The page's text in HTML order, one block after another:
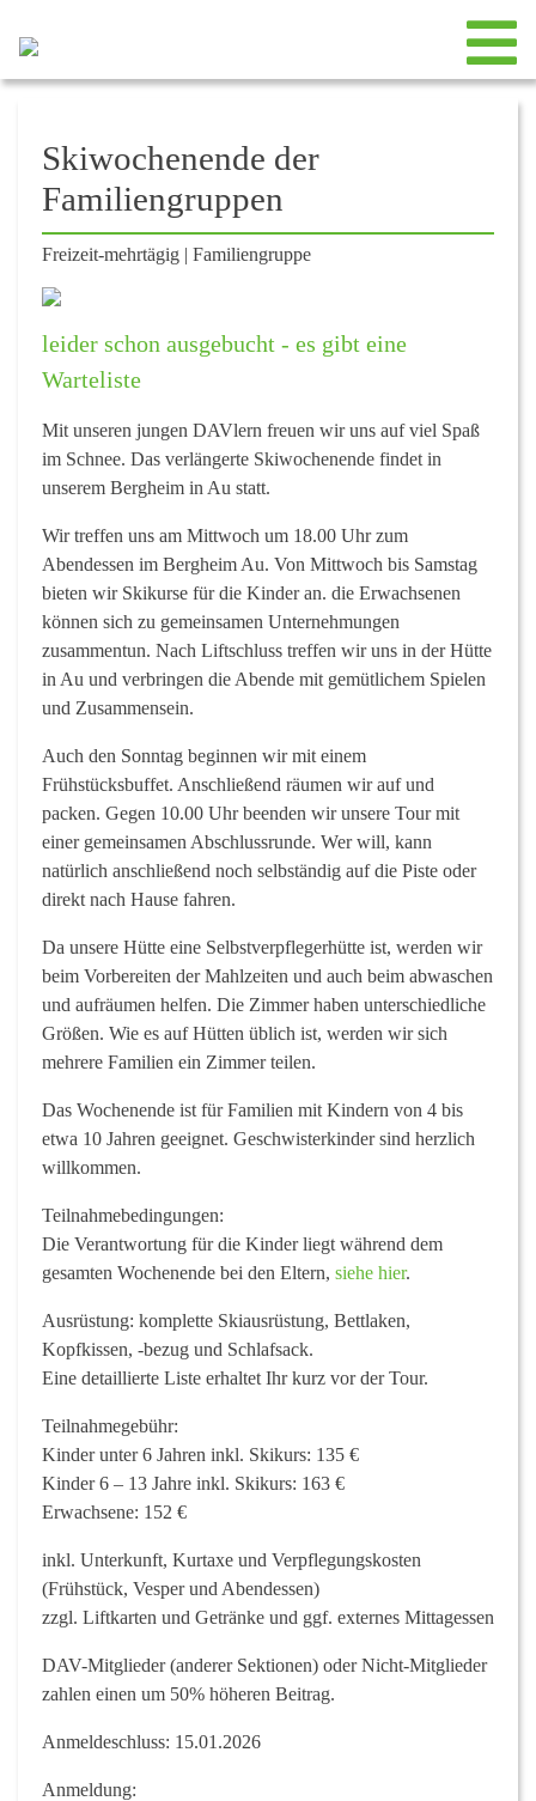
Skiwochenende der
Familiengruppen
Freizeit-mehrtägig | Familiengruppe
leider schon ausgebucht - es gibt eine
Warteliste
Mit unseren jungen DAVlern freuen wir uns auf viel Spaß
im Schnee. Das verlängerte Skiwochenende findet in
unserem Bergheim in Au statt.
Wir treffen uns am Mittwoch um 18.00 Uhr zum
Abendessen im Bergheim Au. Von Mittwoch bis Samstag
bieten wir Skikurse für die Kinder an. die Erwachsenen
können sich zu gemeinsamen Unternehmungen
zusammentun. Nach Liftschluss treffen wir uns in der Hütte
in Au und verbringen die Abende mit gemütlichem Spielen
und Zusammensein.
Auch den Sonntag beginnen wir mit einem
Frühstücksbuffet. Anschließend räumen wir auf und
packen. Gegen 10.00 Uhr beenden wir unsere Tour mit
einer gemeinsamen Abschlussrunde. Wer will, kann
natürlich anschließend noch selbständig auf die Piste oder
direkt nach Hause fahren.
Da unsere Hütte eine Selbstverpflegerhütte ist, werden wir
beim Vorbereiten der Mahlzeiten und auch beim abwaschen
und aufräumen helfen. Die Zimmer haben unterschiedliche
Größen. Wie es auf Hütten üblich ist, werden wir sich
mehrere Familien ein Zimmer teilen.
Das Wochenende ist für Familien mit Kindern von 4 bis
etwa 10 Jahren geeignet. Geschwisterkinder sind herzlich
willkommen.
Teilnahmebedingungen:
Die Verantwortung für die Kinder liegt während dem
gesamten Wochenende bei den Eltern, siehe hier.
Ausrüstung: komplette Skiausrüstung, Bettlaken,
Kopfkissen, -bezug und Schlafsack.
Eine detaillierte Liste erhaltet Ihr kurz vor der Tour.
Teilnahmegebühr:
Kinder unter 6 Jahren inkl. Skikurs: 135 €
Kinder 6 – 13 Jahre inkl. Skikurs: 163 €
Erwachsene: 152 €
inkl. Unterkunft, Kurtaxe und Verpflegungskosten
(Frühstück, Vesper und Abendessen)
zzgl. Liftkarten und Getränke und ggf. externes Mittagessen
DAV-Mitglieder (anderer Sektionen) oder Nicht-Mitglieder
zahlen einen um 50% höheren Beitrag.
Anmeldeschluss: 15.01.2026
Anmeldung: